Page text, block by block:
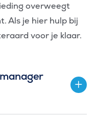
overweegt
Als je hier hulp bij
voor je klaar.